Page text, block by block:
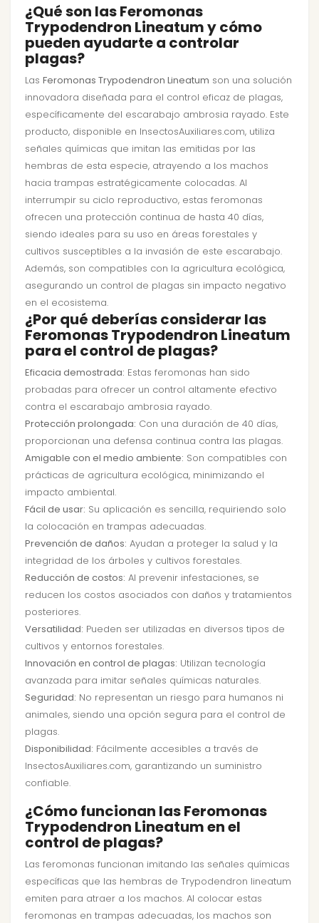
¿Qué son las Feromonas
Trypodendron Lineatum y cómo
pueden ayudarte a controlar
plagas?
Las Feromonas Trypodendron Lineatum son una solución
innovadora diseñada para el control eficaz de plagas,
específicamente del escarabajo ambrosia rayado. Este
producto, disponible en InsectosAuxiliares.com, utiliza
señales químicas que imitan las emitidas por las
hembras de esta especie, atrayendo a los machos
hacia trampas estratégicamente colocadas. Al
interrumpir su ciclo reproductivo, estas feromonas
ofrecen una protección continua de hasta 40 días,
siendo ideales para su uso en áreas forestales y
cultivos susceptibles a la invasión de este escarabajo.
Además, son compatibles con la agricultura ecológica,
asegurando un control de plagas sin impacto negativo
en el ecosistema.
¿Por qué deberías considerar las
Feromonas Trypodendron Lineatum
para el control de plagas?
Eficacia demostrada: Estas feromonas han sido
probadas para ofrecer un control altamente efectivo
contra el escarabajo ambrosia rayado.
Protección prolongada: Con una duración de 40 días,
proporcionan una defensa continua contra las plagas.
Amigable con el medio ambiente: Son compatibles con
prácticas de agricultura ecológica, minimizando el
impacto ambiental.
Fácil de usar: Su aplicación es sencilla, requiriendo solo
la colocación en trampas adecuadas.
Prevención de daños: Ayudan a proteger la salud y la
integridad de los árboles y cultivos forestales.
Reducción de costos: Al prevenir infestaciones, se
reducen los costos asociados con daños y tratamientos
posteriores.
Versatilidad: Pueden ser utilizadas en diversos tipos de
cultivos y entornos forestales.
Innovación en control de plagas: Utilizan tecnología
avanzada para imitar señales químicas naturales.
Seguridad: No representan un riesgo para humanos ni
animales, siendo una opción segura para el control de
plagas.
Disponibilidad: Fácilmente accesibles a través de
InsectosAuxiliares.com, garantizando un suministro
confiable.
¿Cómo funcionan las Feromonas
Trypodendron Lineatum en el
control de plagas?
Las feromonas funcionan imitando las señales químicas
específicas que las hembras de Trypodendron lineatum
emiten para atraer a los machos. Al colocar estas
feromonas en trampas adecuadas, los machos son